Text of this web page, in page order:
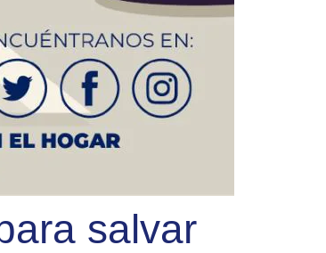
salvar